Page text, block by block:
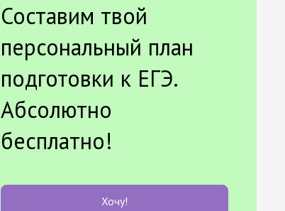
Составим твой
персональный план
подготовки к ЕГЭ.
Абсолютно
бесплатно!
Хочу!